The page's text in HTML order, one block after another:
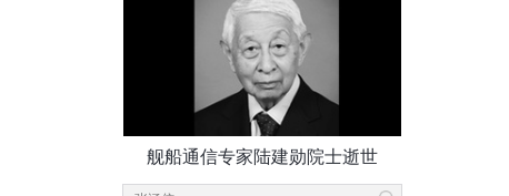
舰船通信专家陆建勋院士逝世